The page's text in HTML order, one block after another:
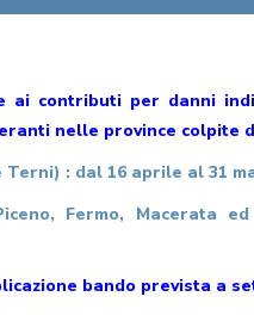
ai contributi per danni
nelle province colpite
Terni) : dal 16 aprile al 31
Fermo, Macerata
bando prevista a